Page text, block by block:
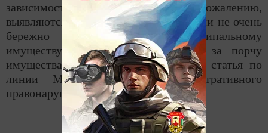
зависимости от размеров. К сожалению,
выявляются такие случаи, когда жители не очень
бережно относятся к муниципальному
имуществу. Хотим напомнить, что за порчу
имущества предусмотрена уголовная статья по
линии МВД и статья административного
правонарушения”.